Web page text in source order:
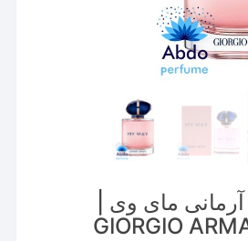
مای وی |
GIORGIO